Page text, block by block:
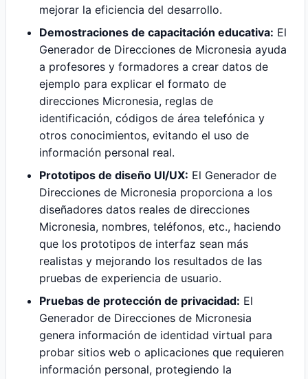
mejorar la eficiencia del desarrollo.
Demostraciones de capacitación educativa: El
Generador de Direcciones de Micronesia ayuda
a profesores y formadores a crear datos de
ejemplo para explicar el formato de
direcciones Micronesia, reglas de
identificación, códigos de área telefónica y
otros conocimientos, evitando el uso de
información personal real.
Prototipos de diseño UI/UX: El Generador de
Direcciones de Micronesia proporciona a los
diseñadores datos reales de direcciones
Micronesia, nombres, teléfonos, etc., haciendo
que los prototipos de interfaz sean más
realistas y mejorando los resultados de las
pruebas de experiencia de usuario.
Pruebas de protección de privacidad: El
Generador de Direcciones de Micronesia
genera información de identidad virtual para
probar sitios web o aplicaciones que requieren
información personal, protegiendo la